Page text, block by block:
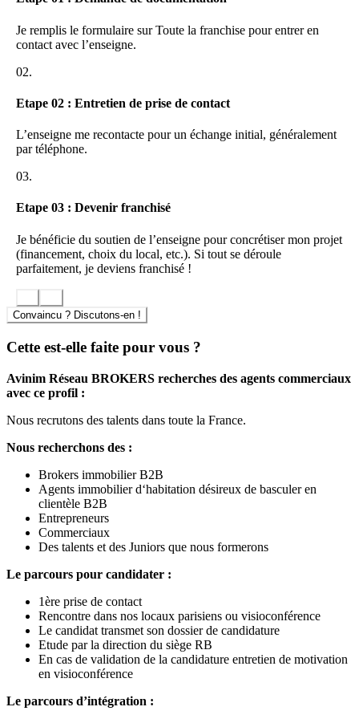
différents services supports en appui aux membres du réseau :
comptabilité, communication, digital, juridique et grands comptes.
OUTILS DIGITAUX MÉTIER
supports pour exercer dans les différentes classes d’actifs de
Mini site pour chaque consultant en immobilier professionnel
réseau, ressources documentaires, commande de panneaux et
Des groupes de discussion sur WhatsApp
ÉVÉNEMENTS DE COHÉSION INTERNES AU RÉSEAU
Organisation d’évènements pour favoriser les échanges et
développer les synergies, dans une ambiance conviviale :
Rencontres régionales entre brokers
ÉVÉNEMENTS BUSINESS
Organisations d’événements pour tisser des liens avec les acteurs
économiques :
Afterwork réseau réunissant brokers et tissu économique local
franchises
Participation à des salons professionnels : SIMI, Franchise
Expo, CIEL
PROMOTION DES BIENS
Diffusion d’annonces sur les plateformes, avec à ce jour + de 1500
annonces sur chacun des sites suivants :
SeLoger Bureaux & Commerces,
BureauxLocaux,
LeBonCoin,
Cession PME
Modelo
Unemplacement.com
Je remplis le formulaire sur Toute la franchise pour entrer en
contact avec l’enseigne.
02.
Etape 02 : Entretien de prise de contact
L’enseigne me recontacte pour un échange initial, généralement
par téléphone.
03.
Etape 03 : Devenir franchisé
Je bénéficie du soutien de l’enseigne pour concrétiser mon projet
(financement, choix du local, etc.). Si tout se déroule
parfaitement, je deviens franchisé !
Convaincu ? Discutons-en !
Cette est-elle faite pour vous ?
Avinim Réseau BROKERS recherches des agents commerciaux
avec ce profil :
Nous recrutons des talents dans toute la France.
Nous recherchons des :
Brokers immobilier B2B
Agents immobilier d‘habitation désireux de basculer en
clientèle B2B
Entrepreneurs
Commerciaux
Des talents et des Juniors que nous formerons
Le parcours pour candidater :
1ère prise de contact
Rencontre dans nos locaux parisiens ou visioconférence
Le candidat transmet son dossier de candidature
Etude par la direction du siège RB
En cas de validation de la candidature entretien de motivation
en visioconférence
Le parcours d’intégration :